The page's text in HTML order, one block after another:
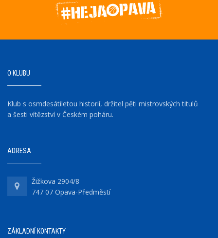
O KLUBU
Klub s osmdesátiletou historií, držitel pěti mistrovských titulů
a šesti vítězství v Českém poháru.
ADRESA
Žižkova 2904/8
747 07 Opava-Předměstí
ZÁKLADNÍ KONTAKTY